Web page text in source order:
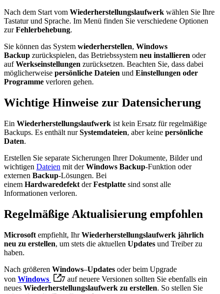
Nach dem Start vom Wiederherstellungslaufwerk wählen Sie Ihre
Tastatur und Sprache. Im Menü finden Sie verschiedene Optionen
zurFehlerbehebung.
Sie können das System wiederherstellen, Windows
Backup zurückspielen, das Betriebssystem neu installieren oder
aufWerkseinstellungen zurücksetzen. Beachten Sie, dass dabei
möglicherweise persönliche Dateien und Einstellungen oder
Programme verloren gehen.
Wichtige Hinweise zur Datensicherung
Ein Wiederherstellungslaufwerk ist kein Ersatz für regelmäßige
Backups. Es enthält nurSystemdateien, aber keine persönliche
Daten.
Erstellen Sie separate Sicherungen Ihrer Dokumente, Bilder und
wichtigen Dateien mit derWindows Backup-Funktion oder
externen Backup-Lösungen. Bei
einem Hardwaredefekt derFestplatte sind sonst alle
Informationen verloren.​
Regelmäßige Aktualisierung empfohlen
Microsoft empfiehlt, IhrWiederherstellungslaufwerk jährlich
neu zu erstellen, um stets die aktuellen Updates und Treiber zu
haben.
Nach größeren Windows–Updates oder beim Upgrade
von Windows 7 auf neuere Versionen sollten Sie ebenfalls ein
neues Wiederherstellungslaufwerk zu erstellen. So stellen Sie